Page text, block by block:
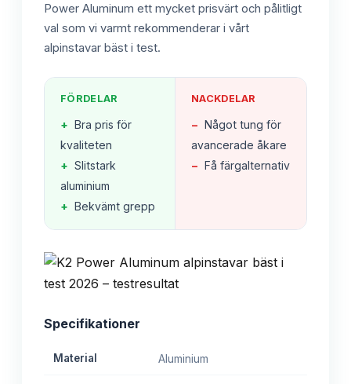
Power Aluminum ett mycket prisvärt och pålitligt
val som vi varmt rekommenderar i vårt
alpinstavar bäst i test.
FÖRDELAR
+ Bra pris för
kvaliteten
+ Slitstark
aluminium
+ Bekvämt grepp
NACKDELAR
− Något tung för
avancerade åkare
− Få färgalternativ
Specifikationer
Material Aluminium